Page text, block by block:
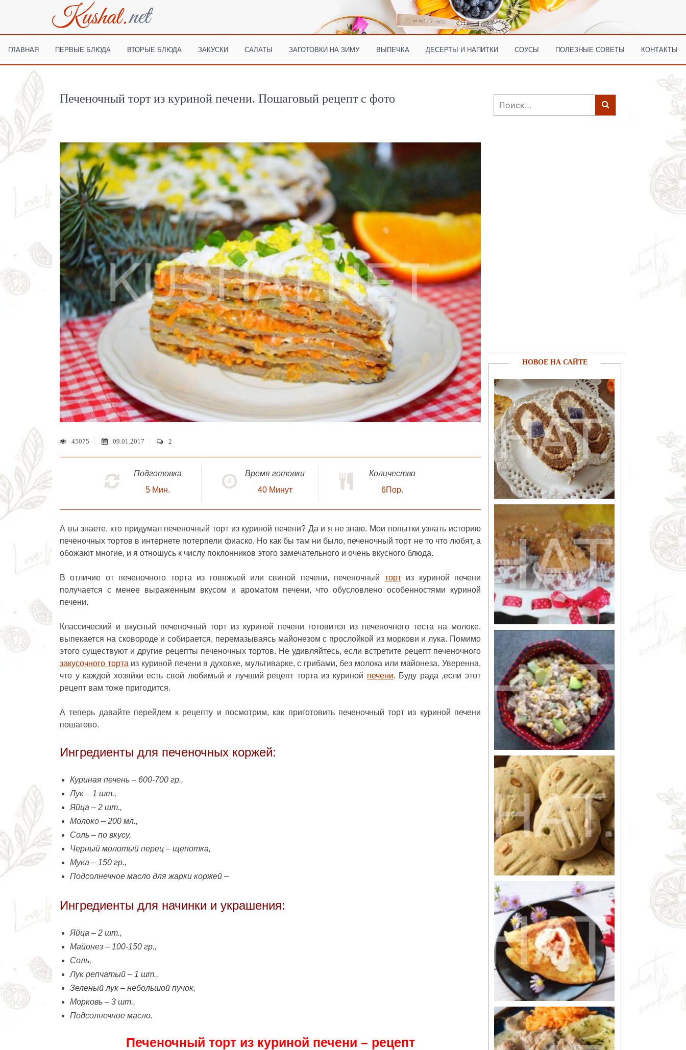
ГЛАВНАЯ ПЕРВЫЕ БЛЮДА ВТОРЫЕ БЛЮДА ЗАКУСКИ САЛАТЫ ЗАГОТОВКИ НА ЗИМУ ВЫПЕЧКА ДЕСЕРТЫ И НАПИТКИ СОУСЫ ПОЛЕЗНЫЕ СОВЕТЫ КОНТАКТЫ
Печеночный торт из куриной печени. Пошаговый рецепт с фото
45075 09.01.2017 2
Подготовка
5 Мин.
Время готовки
40 Минут
Количество
6Пор.
А вы знаете, кто придумал печеночный торт из куриной печени? Да и я не знаю. Мои попытки узнать историю
печеночных тортов в интернете потерпели фиаско. Но как бы там ни было, печеночный торт не то что любят, а
обожают многие, и я отношусь к числу поклонников этого замечательного и очень вкусного блюда.
В отличие от печеночного торта из говяжьей или свиной печени, печеночный тортиз куриной печени
получается с менее выраженным вкусом и ароматом печени, что обусловлено особенностями куриной
печени.
Классический и вкусный печеночный торт из куриной печени готовится из печеночного теста на молоке,
выпекается на сковороде и собирается, перемазываясь майонезом с прослойкой из моркови и лука. Помимо
этого существуют и другие рецепты печеночных тортов. Не удивляйтесь, если встретите рецепт печеночного
закусочного торта из куриной печени в духовке, мультиварке, с грибами, без молока или майонеза. Уверенна,
что у каждой хозяйки есть свой любимый и лучший рецепт торта из куриной печени. Буду рада ,если этот
рецепт вам тоже пригодится.
А теперь давайте перейдем к рецепту и посмотрим, как приготовить печеночный торт из куриной печени
пошагово.
Ингредиенты для печеночных коржей:
Куриная печень – 600-700 гр.,
Лук – 1 шт.,
Яйца – 2 шт.,
Молоко – 200 мл.,
Соль – по вкусу,
Черный молотый перец – щепотка,
Мука – 150 гр.,
Подсолнечное масло для жарки коржей –
Ингредиенты для начинки и украшения:
Яйца – 2 шт.,
Майонез – 100-150 гр.,
Соль,
Лук репчатый – 1 шт.,
Зеленый лук – небольшой пучок,
Морковь – 3 шт.,
Подсолнечное масло.
Печеночный торт из куриной печени – рецепт
Найти:
НОВОЕ НА САЙТЕ